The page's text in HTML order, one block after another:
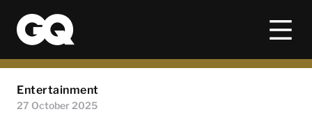
Entertainment
27 October 2025